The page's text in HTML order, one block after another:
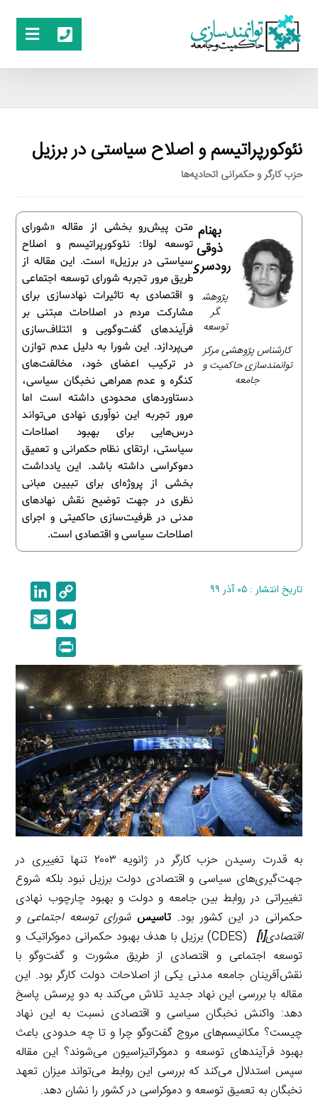
نئوکورپراتیسم و اصلاح سیاستی در برزیل
حزب کارگر و حکمرانی اتحادیه‌ها
متن پیش‌رو بخشی از مقاله «شورای
توسعه لولا: نئوکورپراتیسم و اصلاح
سیاستی در برزیل» است. این مقاله از
طریق مرور تجربه شورای توسعه اجتماعی
و اقتصادی به تاثیرات نهادسازی برای
مشارکت مردم در اصلاحات مبتنی بر
فرآیندهای گفت‌وگویی و ائتلاف‌سازی
می‌پردازد. این شورا به دلیل عدم توازن
در ترکیب اعضای خود، مخالفت‌های
کنگره و عدم همراهی نخبگان سیاسی،
دستاوردهای محدودی داشته است اما
مرور تجربه این نوآوری نهادی می‌تواند
درس‌هایی برای بهبود اصلاحات
سیاستی، ارتقای نظام حکمرانی و تعمیق
دموکراسی داشته باشد. این یادداشت
بخشی از پروژه‌ای برای تبیین مبانی
نظری در جهت توضیح نقش نهادهای
مدنی در ظرفیت‌سازی حاکمیتی و اجرای
اصلاحات سیاسی و اقتصادی است.
بهنام
ذوقی
رودسری
پژوهش
گر
توسعه
کارشناس پژوهشی مرکز
توانمندسازی حاکمیت و
جامعه
تاریخ انتشار : ۰۵ آذر ۹۹
o
p
y
L
i
n
k
i
n
e
d
I
n
e
l
e
g
r
a
m
i
l
r
i
n
t
به قدرت رسیدن حزب کارگر در ژانویه ۲۰۰۳ تنها تغییری در
جهت‌گیری‌های سیاسی و اقتصادی دولت برزیل نبود بلکه شروع
تغییراتی در روابط بین جامعه و دولت و بهبود چارچوب نهادی
حکمرانی در این کشور بود. تاسیس شورای توسعه اجتماعی و
اقتصادی[۱]
(CDES) برزیل با هدف بهبود حکمرانی دموکراتیک و
توسعه اجتماعی و اقتصادی از طریق مشورت و گفت‌وگو با
نقش‌آفرینان جامعه مدنی یکی از اصلاحات دولت کارگر بود. این
مقاله با بررسی این نهاد جدید تلاش می‌کند به دو پرسش پاسخ
دهد: واکنش نخبگان سیاسی و اقتصادی نسبت به این نهاد
چیست؟ مکانیسم‌های مروج گفت‌وگو چرا و تا چه حدودی باعث
بهبود فرآیندهای توسعه و دموکراتیزاسیون می‌شوند؟ این مقاله
سپس استدلال می‌کند که بررسی این روابط می‌تواند میزان تعهد
نخبگان به تعمیق توسعه و دموکراسی در کشور را نشان دهد.